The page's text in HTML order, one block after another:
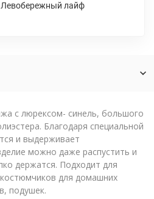
Левобережный лайф
с люрексом- синель, большого
Благодаря специальной
и выдерживает
можно даже распустить и
держатся. Подходит для
для домашних
подушек.